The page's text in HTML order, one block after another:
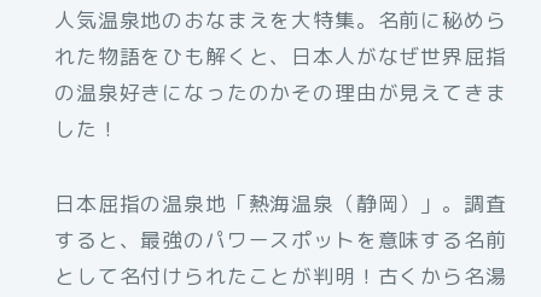
人気温泉地のおなまえを大特集。名前に秘めら
れた物語をひも解くと、日本人がなぜ世界屈指
の温泉好きになったのかその理由が見えてきま
した！
日本屈指の温泉地「熱海温泉（静岡）」。調査
すると、最強のパワースポットを意味する名前
として名付けられたことが判明！古くから名湯